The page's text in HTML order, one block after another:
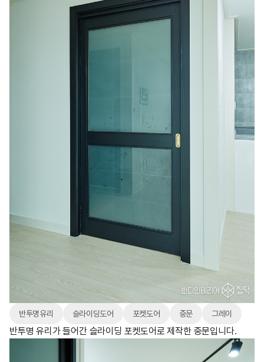
반투명유리 슬라이딩도어 포켓도어 중문 그레이
반투명 유리가 들어간 슬라이딩 포켓도어로 제작한 중문입니다.